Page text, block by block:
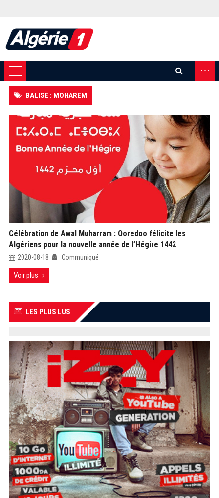
...
BALISE : MOHAREM
Célébration de Awal Muharram : Ooredoo félicite les
Algériens pour la nouvelle année de l’Hégire 1442
2020-08-18 Communiqué
Voir plus
LES PLUS LUS